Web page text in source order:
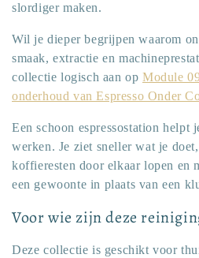
slordiger maken.
Wil je dieper begrijpen waarom
smaak, extractie en
collectie logisch aan opModule
onderhoud van Espresso Onder
Een schoon espressostation helpt
werken. Je ziet sneller wat je
koffieresten door elkaar lopen en
een gewoonte in plaats van een
Voor wie zijn deze
Deze collectie is geschikt voor